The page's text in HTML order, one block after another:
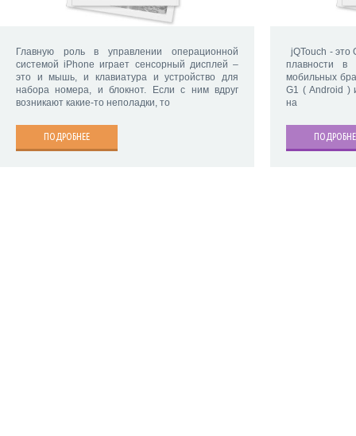
Главную роль в управлении операционной
системой iPhone играет сенсорный дисплей –
это и мышь, и клавиатура и устройство для
набора номера, и блокнот. Если с ним вдруг
возникают какие-то неполадки, то
ПОДРОБНЕЕ
jQTouch - это
плавности в
мобильных
G1 ( Android )
на